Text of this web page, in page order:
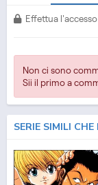
Effettua
Non ci sono
Sii il primo a
SERIE SIMILI